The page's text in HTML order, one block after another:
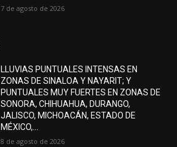
7 de agosto de 2026
LLUVIAS PUNTUALES INTENSAS EN
ZONAS DE SINALOA Y NAYARIT; Y
PUNTUALES MUY FUERTES EN ZONAS DE
SONORA, CHIHUAHUA, DURANGO,
JALISCO, MICHOACÁN, ESTADO DE
MÉXICO,...
8 de agosto de 2026